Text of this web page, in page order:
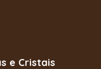
e Cristais